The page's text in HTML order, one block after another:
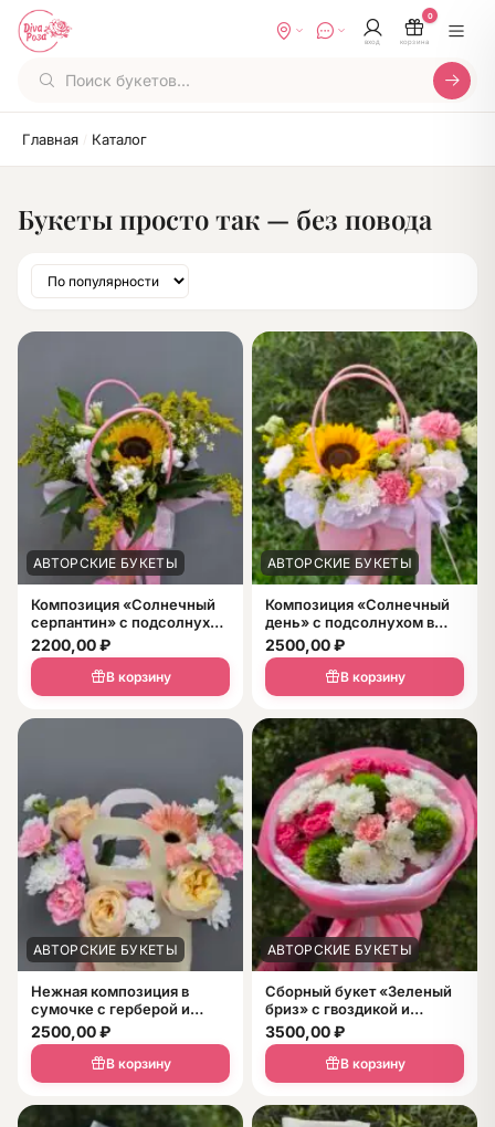
вход корзина
0
Главная / Каталог
Букеты просто так — без повода
АВТОРСКИЕ БУКЕТЫ
Композиция «Солнечный
серпантин» с подсолнухом
в сумочке
2200,00₽
В корзину
АВТОРСКИЕ БУКЕТЫ
Композиция «Солнечный
день» с подсолнухом в
сумочке
2500,00₽
В корзину
АВТОРСКИЕ БУКЕТЫ
Нежная композиция в
сумочке с герберой и
розами
2500,00₽
В корзину
АВТОРСКИЕ БУКЕТЫ
Сборный букет «Зеленый
бриз» с гвоздикой и
розами
3500,00₽
В корзину